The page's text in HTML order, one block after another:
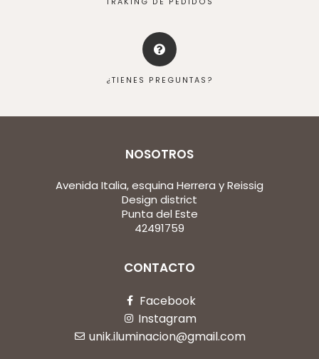
¿TIENES PREGUNTAS?
NOSOTROS
Avenida Italia, esquina Herrera y Reissig
Design district
Punta del Este
42491759
CONTACTO
Facebook
Instagram
unik.iluminacion@gmail.com